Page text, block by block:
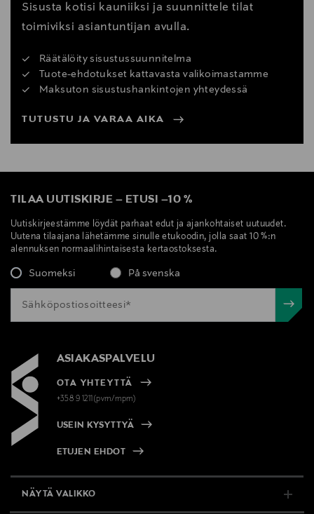
Sisusta kotisi kauniiksi ja suunnittele tilat
toimiviksi asiantuntijan avulla.
Räätälöity sisustussuunnitelma
Tuote-ehdotukset kattavasta valikoimastamme
Maksuton sisustushankintojen yhteydessä
TUTUSTU JA VARAA AIKA
TILAA UUTISKIRJE – ETUSI –10 %
Uutiskirjeestämme löydät parhaat edut ja ajankohtaiset uutuudet.
Uutena tilaajana lähetämme sinulle etukoodin, jolla saat 10 %:n
alennuksen normaalihintaisesta kertaostoksesta.
Suomeksi På svenska
ASIAKASPALVELU
OTA YHTEYTTÄ
+358 9 1211(pvm/mpm)
USEIN KYSYTTYÄ
ETUJEN EHDOT
NÄYTÄ VALIKKO